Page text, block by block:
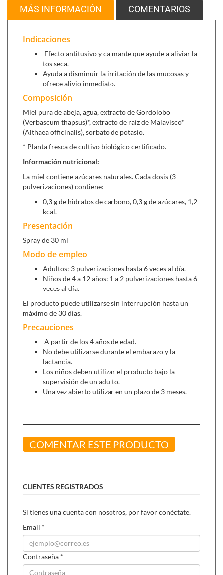
MÁS INFORMACIÓN COMENTARIOS
Indicaciones
Efecto antitusivo y calmante que ayude a aliviar la
tos seca.
Ayuda a disminuir la irritación de las mucosas y
ofrece alivio inmediato.
Composición
Miel pura de abeja, agua, extracto de Gordolobo
(Verbascum thapsus)*, extracto de raíz de Malavisco*
(Althaea officinalis), sorbato de potasio.
* Planta fresca de cultivo biológico certificado.
Información nutricional:
La miel contiene azúcares naturales. Cada dosis (3
pulverizaciones) contiene:
0,3 g de hidratos de carbono, 0,3 g de azúcares, 1,2
kcal.
Presentación
Spray de 30 ml
Modo de empleo
Adultos: 3 pulverizaciones hasta 6 veces al día.
Niños de 4 a 12 años: 1 a 2 pulverizaciones hasta 6
veces al día.
El producto puede utilizarse sin interrupción hasta un
máximo de 30 días.
Precauciones
A partir de los 4 años de edad.
No debe utilizarse durante el embarazo y la
lactancia.
Los niños deben utilizar el producto bajo la
supervisión de un adulto.
Una vez abierto utilizar en un plazo de 3 meses.
COMENTAR ESTE PRODUCTO
CLIENTES REGISTRADOS
Si tienes una cuenta con nosotros, por favor conéctate.
Email *
Contraseña *